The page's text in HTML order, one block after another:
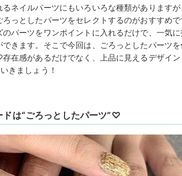
ネイルパーツにもいろいろな種類があります
っとしたパーツをセレクトするのがおすすめ
パーツをワンポイントに入れるだけで、一気
きます。そこで今回は、ごろっとしたパーツ
在感があるだけでなく、上品に見えるデザイン
きましょう！
ドは“ごろっとしたパーツ”♡